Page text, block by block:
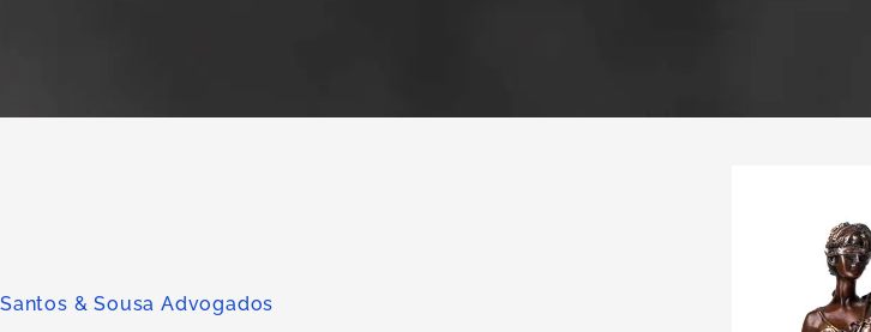
Santos & Sousa Advogados